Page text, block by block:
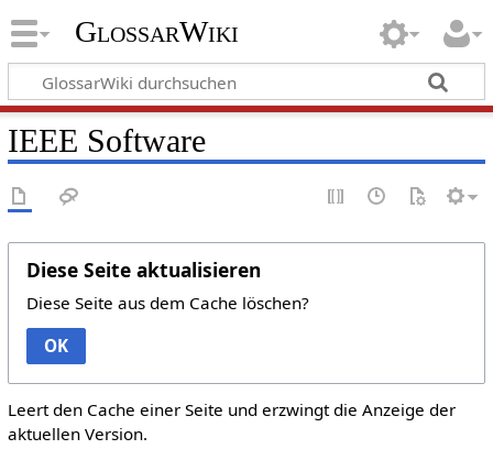
GlossarWiki
IEEE Software
Diese Seite aktualisieren
Diese Seite aus dem Cache löschen?
OK
Leert den Cache einer Seite und erzwingt die Anzeige der
aktuellen Version.